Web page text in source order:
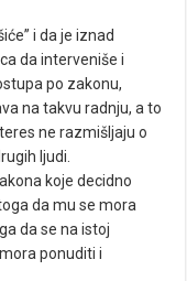
i da je iznad
da interveniše i
po zakonu,
na takvu radnju, a to
ne razmišljaju o
ljudi.
koje decidno
da mu se mora
da se na istoj
ponuditi i